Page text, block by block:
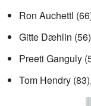
Ron Auchettl
Gitte Dæhlin
Preeti Ganguly
Tom Hendry